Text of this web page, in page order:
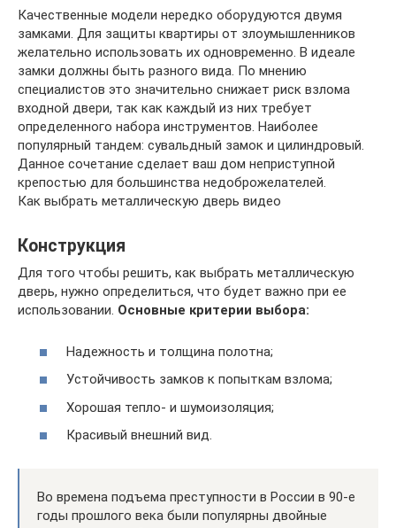
Качественные модели нередко оборудуются двумя
замками. Для защиты квартиры от злоумышленников
желательно использовать их одновременно. В идеале
замки должны быть разного вида. По мнению
специалистов это значительно снижает риск взлома
входной двери, так как каждый из них требует
определенного набора инструментов. Наиболее
популярный тандем: сувальдный замок и цилиндровый.
Данное сочетание сделает ваш дом неприступной
крепостью для большинства недоброжелателей.
Как выбрать металлическую дверь видео
Конструкция
Для того чтобы решить, как выбрать металлическую
дверь, нужно определиться, что будет важно при ее
использовании. Основные критерии выбора:
Надежность и толщина полотна;
Устойчивость замков к попыткам взлома;
Хорошая тепло- и шумоизоляция;
Красивый внешний вид.
Во времена подъема преступности в России в 90-е
годы прошлого века были популярны двойные